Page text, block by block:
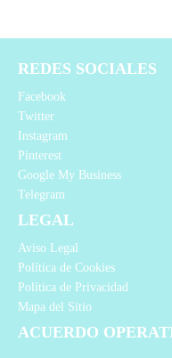
REDES SOCIALES
Facebook
Twitter
Instagram
Pinterest
Google My Business
Telegram
LEGAL
Aviso Legal
Política de Cookies
Política de Privacidad
Mapa del Sitio
ACUERDO